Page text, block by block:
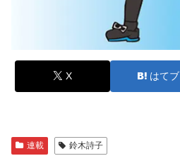
X はてブ
連載 鈴木詩子